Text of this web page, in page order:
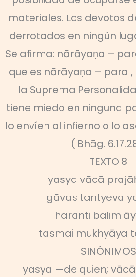
materiales. Los devotos
derrotados en ningún
Se afirma: nārāyaṇa –
que es nārāyaṇa – para
la Suprema
tiene miedo en ninguna
lo envíen al infierno o lo
( Bhāg.
TEXTO 8
yasya vācā
gāvas tantyeva
haranti balim
tasmai mukhyāya
SINÓNIMOS
yasya —de quien;